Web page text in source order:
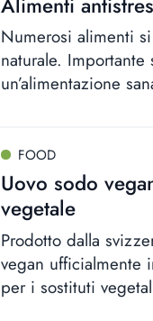
Numerosi alimenti
naturale.
un’alimentazione
FOOD
Uovo sodo
vegetale
Prodotto dalla
vegan ufficialmente
per i sostituti